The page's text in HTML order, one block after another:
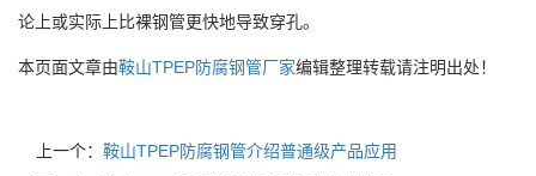
论上或实际上比裸钢管更快地导致穿孔。
本页面文章由鞍山TPEP防腐钢管厂家编辑整理转载请注明出处！
上一个： 鞍山TPEP防腐钢管介绍普通级产品应用